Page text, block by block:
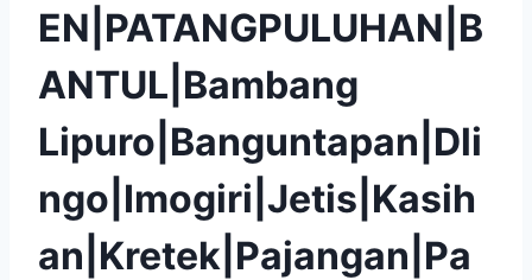
EN|PATANGPULUHAN|B
ANTUL|Bambang
Lipuro|Banguntapan|Dli
ngo|Imogiri|Jetis|Kasih
an|Kretek|Pajangan|Pa